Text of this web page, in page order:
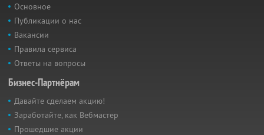
Основное
Публикации о нас
Вакансии
Правила сервиса
Ответы на вопросы
Бизнес-Партнёрам
Давайте сделаем акцию!
Заработайте, как Вебмастер
Прошедшие акции